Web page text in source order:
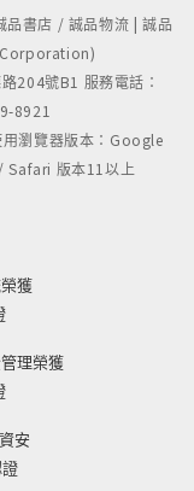
書店 / 誠品物流 | 誠品
Corporation)
204號B1 服務電話：
8921
瀏覽器版本：Google
Safari 版本11以上
獲
理榮獲
安